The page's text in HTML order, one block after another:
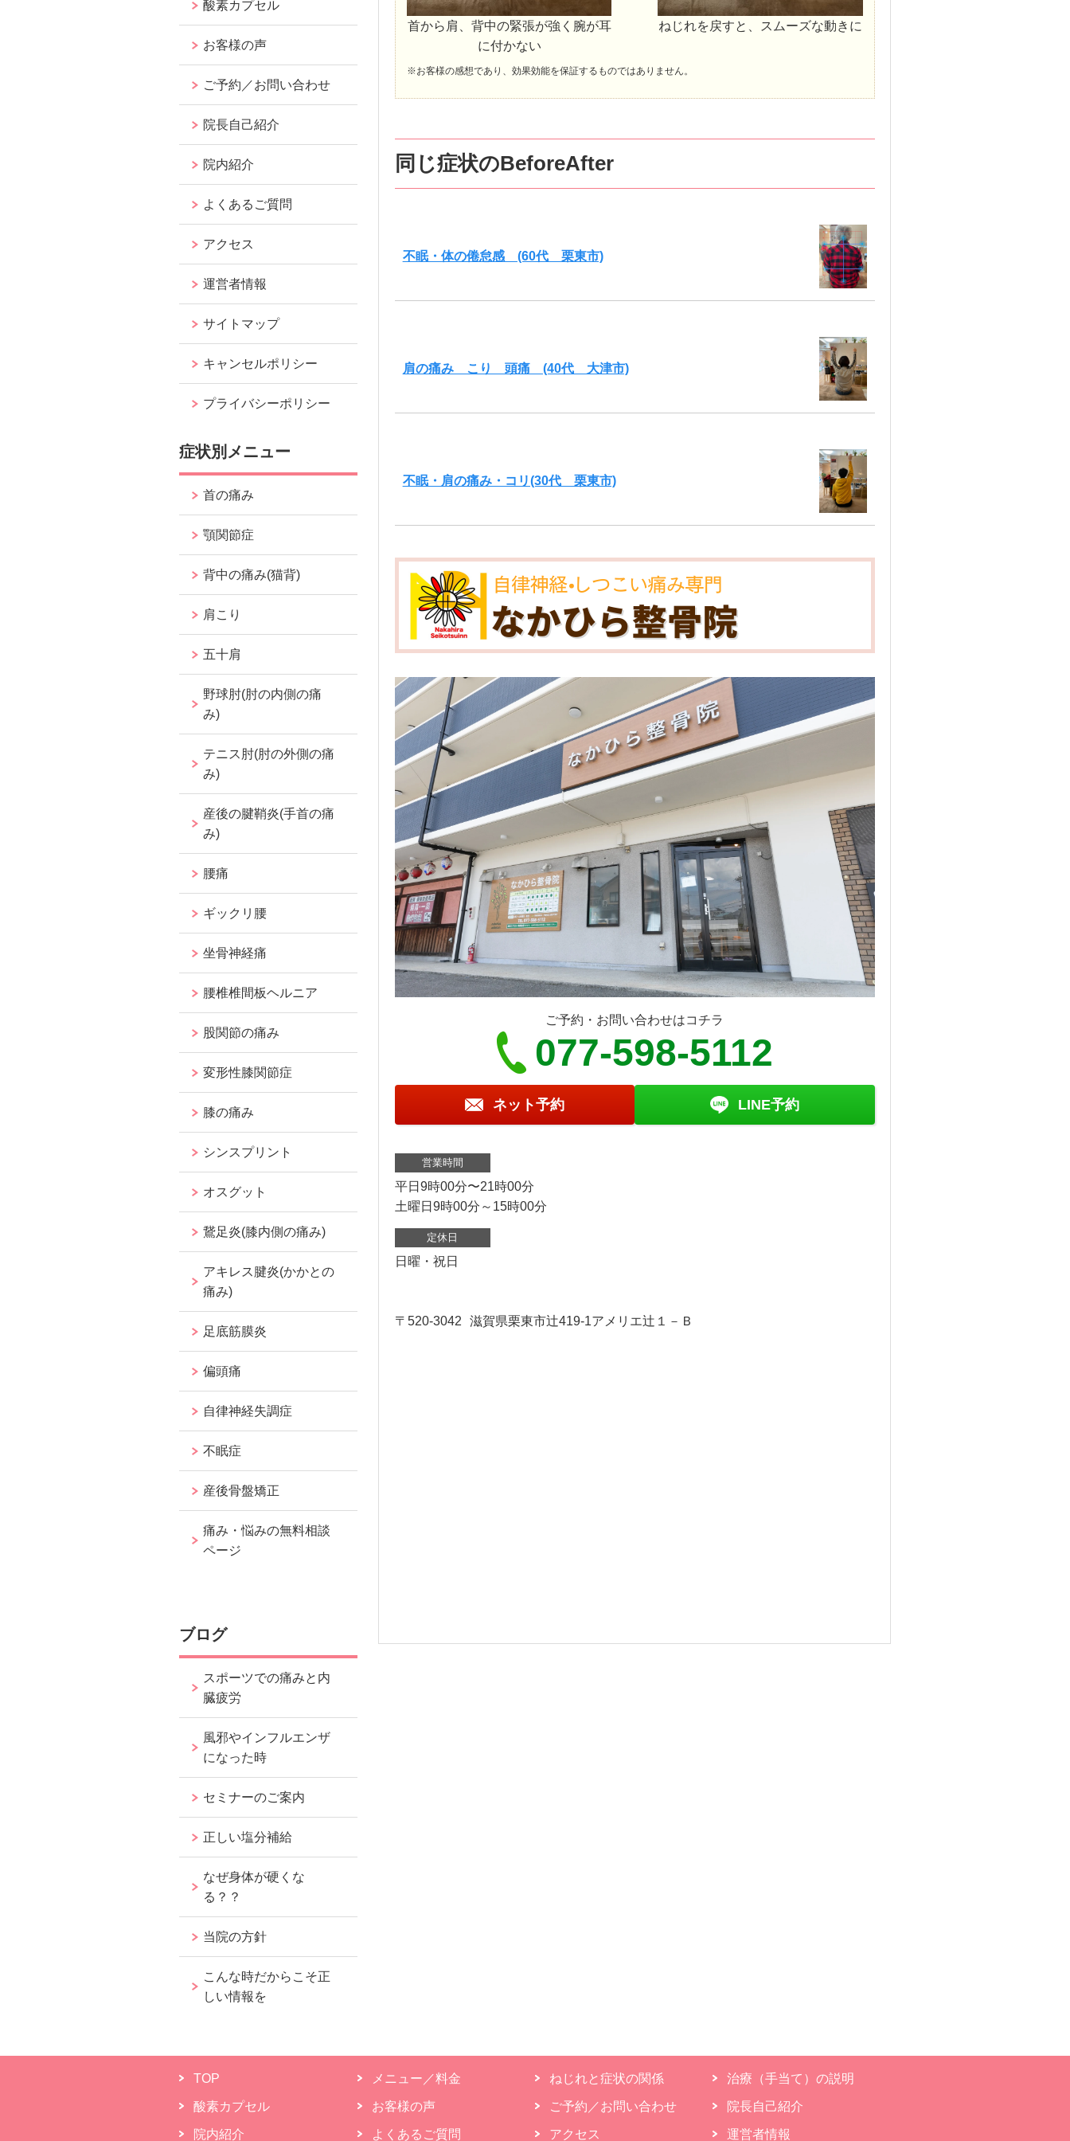
首から肩、背中の緊張が強く腕が耳
に付かない
ねじれを戻すと、スムーズな動きに
※お客様の感想であり、効果効能を保証するものではありません。
同じ症状のBeforeAfter
不眠・体の倦怠感 (60代 栗東市)
肩の痛み こり 頭痛 (40代 大津市)
不眠・肩の痛み・コリ(30代 栗東市)
ご予約・お問い合わせはコチラ
077-598-5112
ネット予約 LINE予約
営業時間
平日9時00分〜21時00分
土曜日9時00分～15時00分
定休日
日曜・祝日
〒520-3042 滋賀県栗東市辻419-1アメリエ辻１－Ｂ
酸素カプセル
お客様の声
ご予約／お問い合わせ
院長自己紹介
院内紹介
よくあるご質問
アクセス
運営者情報
サイトマップ
キャンセルポリシー
プライバシーポリシー
症状別メニュー
首の痛み
顎関節症
背中の痛み(猫背)
肩こり
五十肩
野球肘(肘の内側の痛
み)
テニス肘(肘の外側の痛
み)
産後の腱鞘炎(手首の痛
み)
腰痛
ギックリ腰
坐骨神経痛
腰椎椎間板ヘルニア
股関節の痛み
変形性膝関節症
膝の痛み
シンスプリント
オスグット
鵞足炎(膝内側の痛み)
アキレス腱炎(かかとの
痛み)
足底筋膜炎
偏頭痛
自律神経失調症
不眠症
産後骨盤矯正
痛み・悩みの無料相談
ページ
ブログ
スポーツでの痛みと内
臓疲労
風邪やインフルエンザ
になった時
セミナーのご案内
正しい塩分補給
なぜ身体が硬くな
る？？
当院の方針
こんな時だからこそ正
しい情報を
TOP メニュー／料金 ねじれと症状の関係 治療（手当て）の説明
酸素カプセル お客様の声 ご予約／お問い合わせ 院長自己紹介
院内紹介 よくあるご質問 アクセス 運営者情報